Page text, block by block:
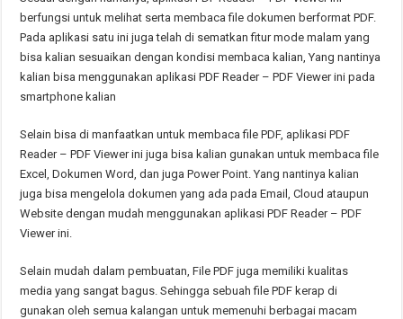
berfungsi untuk melihat serta membaca file dokumen berformat PDF.
Pada aplikasi satu ini juga telah di sematkan fitur mode malam yang
bisa kalian sesuaikan dengan kondisi membaca kalian, Yang nantinya
kalian bisa menggunakan aplikasi PDF Reader – PDF Viewer ini pada
smartphone kalian
Selain bisa di manfaatkan untuk membaca file PDF, aplikasi PDF
Reader – PDF Viewer ini juga bisa kalian gunakan untuk membaca file
Excel, Dokumen Word, dan juga Power Point. Yang nantinya kalian
juga bisa mengelola dokumen yang ada pada Email, Cloud ataupun
Website dengan mudah menggunakan aplikasi PDF Reader – PDF
Viewer ini.
Selain mudah dalam pembuatan, File PDF juga memiliki kualitas
media yang sangat bagus. Sehingga sebuah file PDF kerap di
gunakan oleh semua kalangan untuk memenuhi berbagai macam